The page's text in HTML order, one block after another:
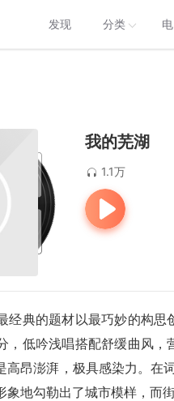
发现 分类
我的芜湖
1.1万
经典的题材以最巧妙的构
，低吟浅唱搭配舒缓曲风
高昂澎湃，极具感染力。在
象地勾勒出了城市模样，而